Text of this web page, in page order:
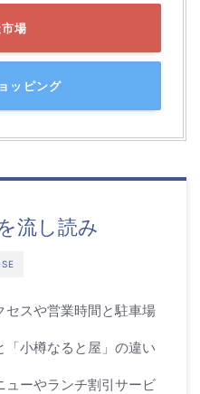
場
ッピング
流し読み
セスや営業時間と駐車場
「小樽なると屋」の違い
ューやランチ割引サービ